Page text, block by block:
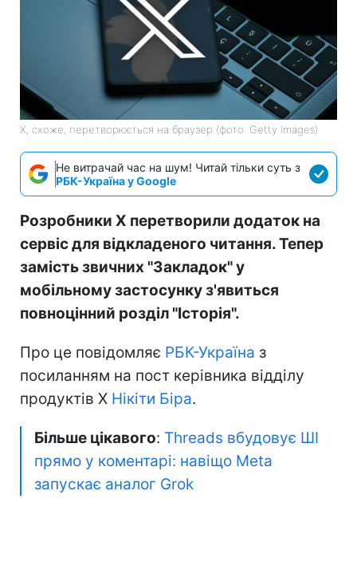
X, схоже, перетворюється на браузер (фото: Getty Images)
Не витрачай час на шум! Читай тільки суть з
РБК-Україна у Google
Розробники X перетворили додаток на
сервіс для відкладеного читання. Тепер
замість звичних "Закладок" у
мобільному застосунку з'явиться
повноцінний розділ "Історія".
Про це повідомляє РБК-Україна з
посиланням на пост керівника відділу
продуктів X Нікіти Біра.
Більше цікавого: Threads вбудовує ШІ
прямо у коментарі: навіщо Meta
запускає аналог Grok